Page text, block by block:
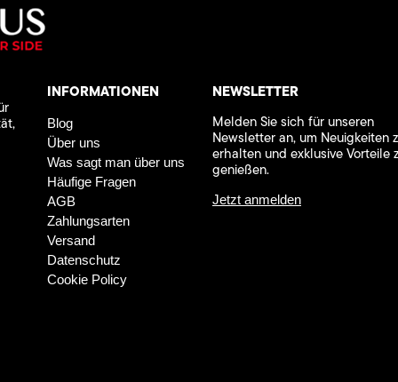
INFORMATIONEN
Blog
Über uns
Was sagt man über uns
Häufige Fragen
AGB
Zahlungsarten
Versand
Datenschutz
Cookie Policy
NEWSLETTER
Melden Sie sich für unseren
Newsletter an, um Neuigkeiten
erhalten und exklusive Vorteile
genießen.
Jetzt anmelden